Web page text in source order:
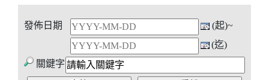
發佈日期
(起)~
(迄)
關鍵字